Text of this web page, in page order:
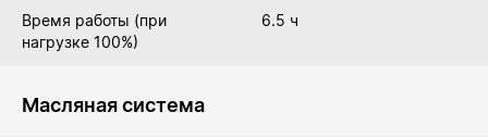
Время работы (при
нагрузке 100%)
6.5 ч
Масляная система